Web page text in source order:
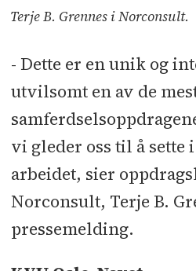
Terje B. Grennes i Norconsult.
- Dette er en unik og
utvilsomt en av de
vi gleder oss til å sette
arbeidet, sier
Norconsult, Terje B.
pressemelding.